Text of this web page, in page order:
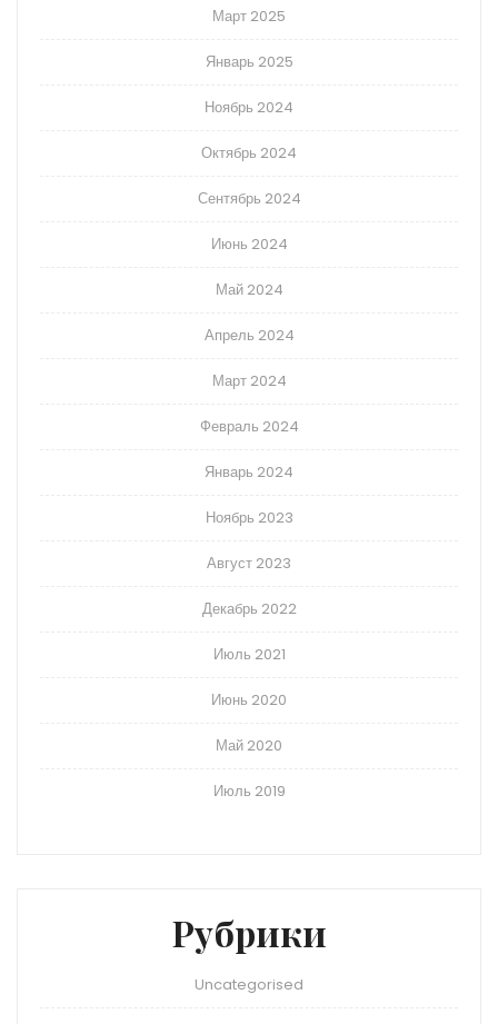
Март 2025
Январь 2025
Ноябрь 2024
Октябрь 2024
Сентябрь 2024
Июнь 2024
Май 2024
Апрель 2024
Март 2024
Февраль 2024
Январь 2024
Ноябрь 2023
Август 2023
Декабрь 2022
Июль 2021
Июнь 2020
Май 2020
Июль 2019
Рубрики
Uncategorised